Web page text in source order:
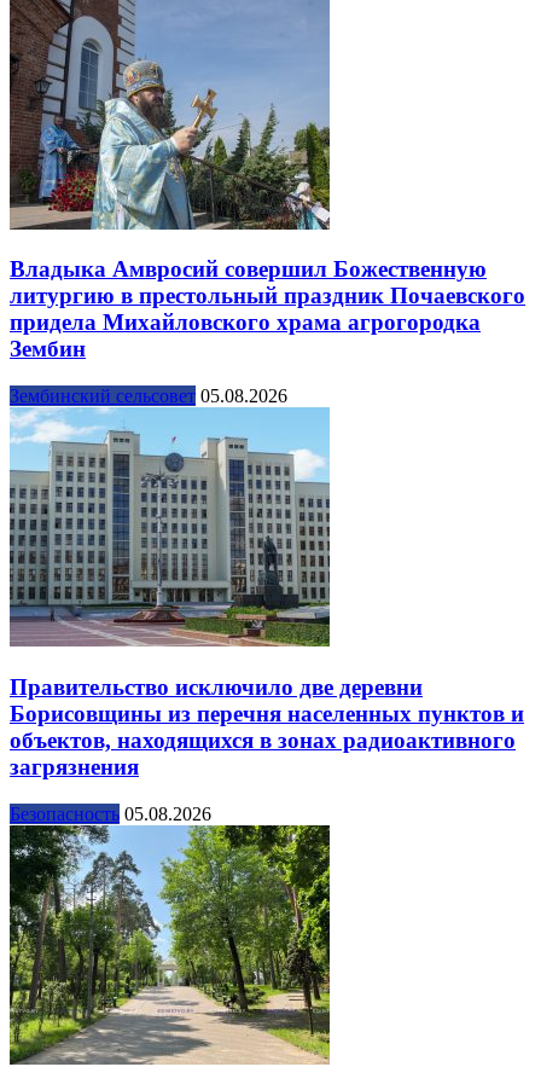
Владыка Амвросий совершил Божественную
литургию в престольный праздник Почаевского
придела Михайловского храма агрогородка
Зембин
Зембинский сельсовет 05.08.2026
Правительство исключило две деревни
Борисовщины из перечня населенных пунктов и
объектов, находящихся в зонах радиоактивного
загрязнения
Безопасность 05.08.2026